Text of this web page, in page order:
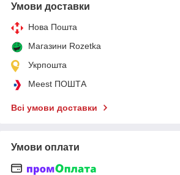
Умови доставки
Нова Пошта
Магазини Rozetka
Укрпошта
Meest ПОШТА
Всі умови доставки
Умови оплати